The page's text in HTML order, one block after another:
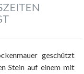
geschützt
Stein auf einem mit